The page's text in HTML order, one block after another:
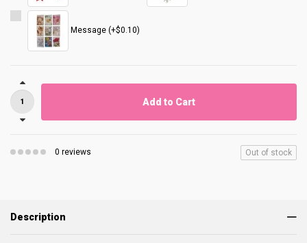
Message (+$0.10)
Add to Cart
0 reviews Out of stock
Description